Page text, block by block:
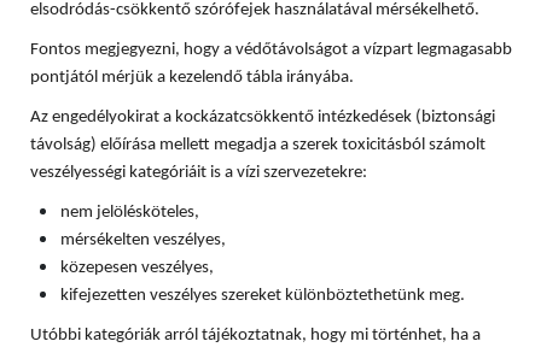
elsodródás-csökkentő szórófejek használatával mérsékelhető.
Fontos megjegyezni, hogy a védőtávolságot a vízpart legmagasabb
pontjától mérjük a kezelendő tábla irányába.
Az engedélyokirat a kockázatcsökkentő intézkedések (biztonsági
távolság) előírása mellett megadja a szerek toxicitásból számolt
veszélyességi kategóriáit is a vízi szervezetekre:
nem jelölésköteles,
mérsékelten veszélyes,
közepesen veszélyes,
kifejezetten veszélyes szereket különböztethetünk meg.
Utóbbi kategóriák arról tájékoztatnak, hogy mi történhet, ha a